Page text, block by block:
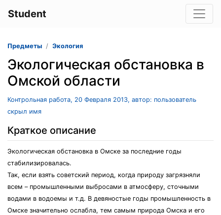
Student
Предметы Экология
Экологическая обстановка в
Омской области
Контрольная работа, 20 Февраля 2013, автор: пользователь
скрыл имя
Краткое описание
Экологическая обстановка в Омске за последние годы
стабилизировалась.
Так, если взять советский период, когда природу загрязняли
всем – промышленными выбросами в атмосферу, сточными
водами в водоемы и т.д. В девяностые годы промышленность в
Омске значительно ослабла, тем самым природа Омска и его